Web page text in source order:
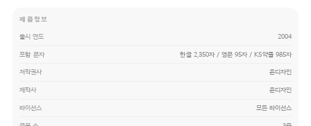
제품정보
출시 연도 2004
포함 문자 한글 2,350자 / 영문 95자 / KS약물 985자
저작권사 윤디자인
제작사 윤디자인
라이선스 모든 라이선스